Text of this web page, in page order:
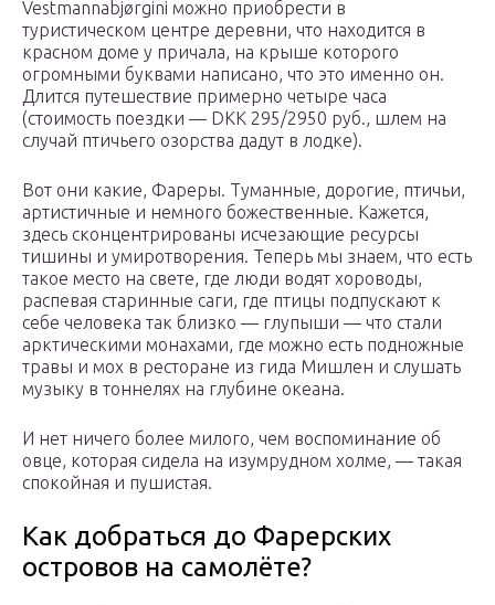
Vestmannabjørgini можно приобрести в
туристическом центре деревни, что находится в
красном доме у причала, на крыше которого
огромными буквами написано, что это именно он.
Длится путешествие примерно четыре часа
(стоимость поездки — DKK 295/2950 руб., шлем на
случай птичьего озорства дадут в лодке).
Вот они какие, Фареры. Туманные, дорогие, птичьи,
артистичные и немного божественные. Кажется,
здесь сконцентрированы исчезающие ресурсы
тишины и умиротворения. Теперь мы знаем, что есть
такое место на свете, где люди водят хороводы,
распевая старинные саги, где птицы подпускают к
себе человека так близко — глупыши — что стали
арктическими монахами, где можно есть подножные
травы и мох в ресторане из гида Мишлен и слушать
музыку в тоннелях на глубине океана.
И нет ничего более милого, чем воспоминание об
овце, которая сидела на изумрудном холме, — такая
спокойная и пушистая.
Как добраться до Фарерских
островов на самолёте?